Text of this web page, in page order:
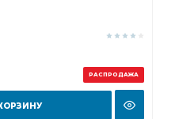
РАСПРОДАЖА